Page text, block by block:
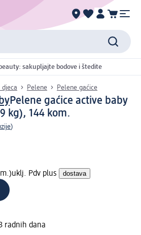
sakupljajte bodove i štedite
djeca Pelene Pelene gaćice
Pelene gaćice active baby
kg), 144 kom.
)
uklj. Pdv plus dostava
radnih dana